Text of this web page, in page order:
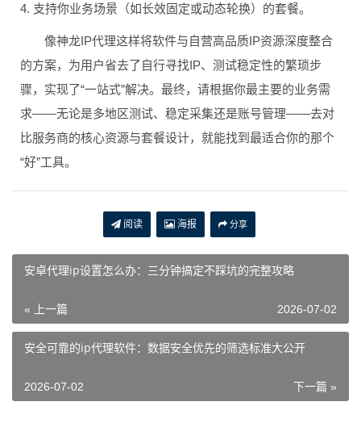
4. 支持你业务场景（如长效固定或动态轮换）的套餐。
像神龙IP代理这样将软件与自营高品质IP资源深度整合
的方案，为用户省去了自行寻找IP、测试稳定性的繁琐步
骤，实现了“一站式”解决。最终，请根据你最主要的业务需
求——无论是多地区测试、稳定采集还是账号管理——去对
比服务商的核心资源与套餐设计，就能找到最适合你的那个
“好”工具。
阅读 海报 分享
安卓代理ip设置怎么办：三分钟搞定不踩坑的完整攻略
« 上一篇 2026-07-02
安全可靠的ip代理软件：数据安全优先的筛选标准大公开
下一篇 »
2026-07-02